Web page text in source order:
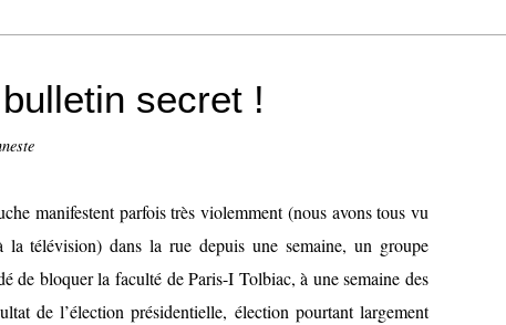
secret !
manifestent parfois très violemment (nous avons tous vu
télévision) dans la rue depuis une semaine, un groupe
de bloquer la faculté de Paris-I Tolbiac, à une semaine des
de l’élection présidentielle, élection pourtant largement